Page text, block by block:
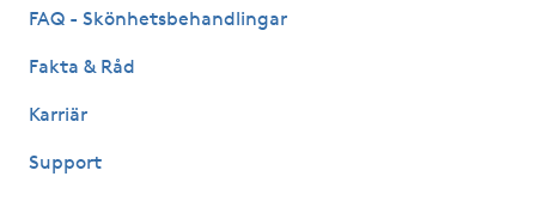
IPL
IR-massage
FAQ - Skönhetsbehandlingar
Fakta & Råd
Karriär
Support